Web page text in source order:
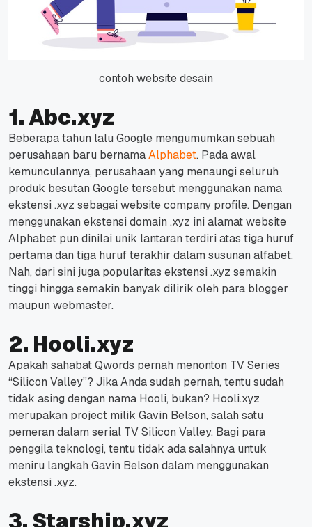
contoh website desain
1. Abc.xyz
Beberapa tahun lalu Google mengumumkan sebuah
perusahaan baru bernamaAlphabet. Pada awal
kemunculannya, perusahaan yang menaungi seluruh
produk besutan Google tersebut menggunakan nama
ekstensi .xyz sebagai website company profile. Dengan
menggunakan ekstensi domain .xyz ini alamat website
Alphabet pun dinilai unik lantaran terdiri atas tiga huruf
pertama dan tiga huruf terakhir dalam susunan alfabet.
Nah, dari sini juga popularitas ekstensi .xyz semakin
tinggi hingga semakin banyak dilirik oleh para blogger
maupun webmaster.
2. Hooli.xyz
Apakah sahabat Qwords pernah menonton TV Series
“Silicon Valley”? Jika Anda sudah pernah, tentu sudah
tidak asing dengan nama Hooli, bukan? Hooli.xyz
merupakan project milik Gavin Belson, salah satu
pemeran dalam serial TV Silicon Valley. Bagi para
penggila teknologi, tentu tidak ada salahnya untuk
meniru langkah Gavin Belson dalam menggunakan
ekstensi .xyz.
3. Starship.xyz